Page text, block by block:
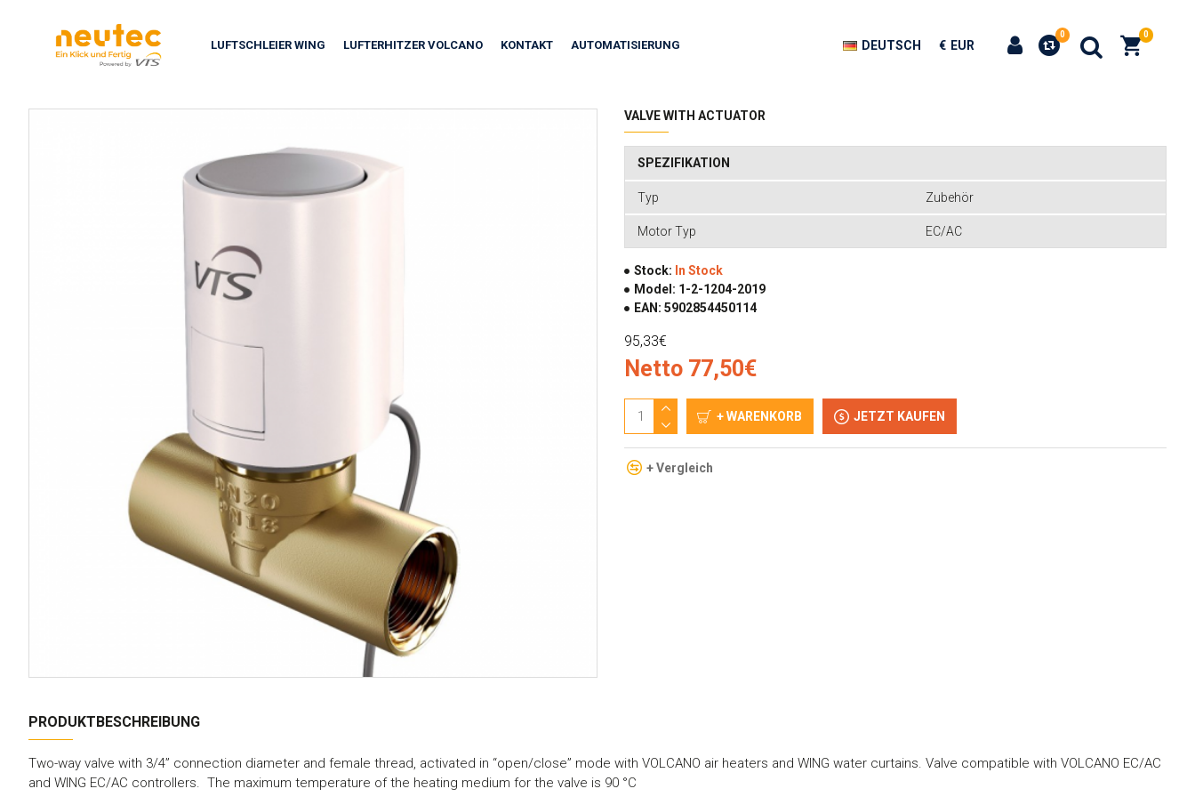
LUFTSCHLEIER WING LUFTERHITZER VOLCANO KONTAKT AUTOMATISIERUNG DEUTSCH € EUR
0 0
VALVE WITH ACTUATOR
SPEZIFIKATION
Typ Zubehör
Motor Typ EC/AC
Stock: In Stock
Model: 1-2-1204-2019
EAN: 5902854450114
95,33€
Netto 77,50€
+ WARENKORB JETZT KAUFEN
+ Vergleich
PRODUKTBESCHREIBUNG
Two-way valve with 3/4” connection diameter and female thread, activated in “open/close” mode with VOLCANO air heaters and WING water curtains. Valve compatible with VOLCANO EC/AC
and WING EC/AC controllers. The maximum temperature of the heating medium for the valve is 90 °C